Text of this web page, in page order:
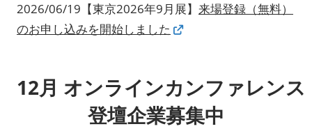
2026/06/19【東京2026年9月展】 来場登録（無料）
のお申し込みを開始しました
12月 オンラインカンファレンス
登壇企業募集中